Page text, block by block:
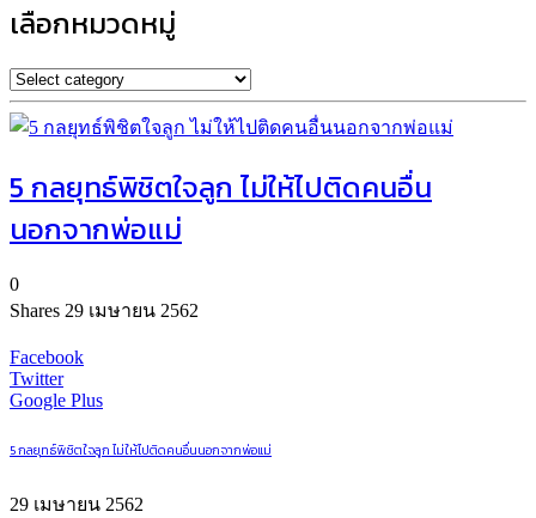
เลือกหมวดหมู่
5 กลยุทธ์พิชิตใจลูก ไม่ให้ไปติดคนอื่น
นอกจากพ่อแม่
0
Shares 29 เมษายน 2562
Facebook
Twitter
Google Plus
5 กลยุทธ์พิชิตใจลูก ไม่ให้ไปติดคนอื่นนอกจากพ่อแม่
29 เมษายน 2562